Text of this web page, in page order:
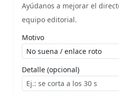
Ayúdanos a mejorar el
equipo editorial.
Motivo
Detalle (opcional)